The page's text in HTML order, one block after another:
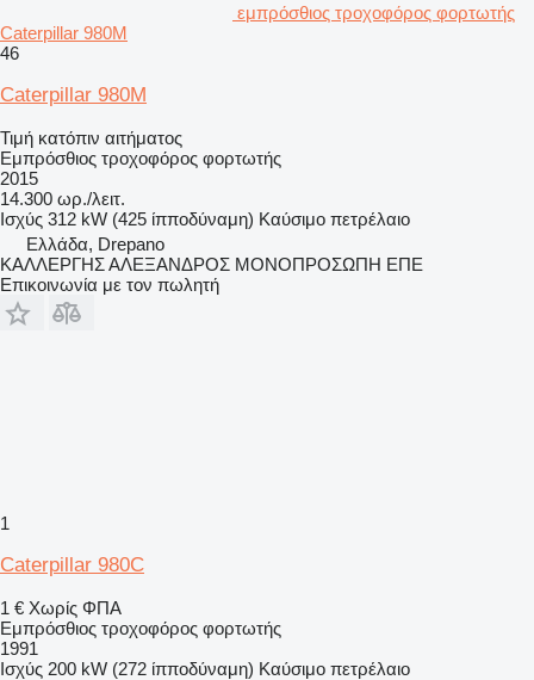
εμπρόσθιος τροχοφόρος φορτωτής
Caterpillar 980M
46
Caterpillar 980M
Τιμή κατόπιν αιτήματος
Εμπρόσθιος τροχοφόρος φορτωτής
2015
14.300 ωρ./λειτ.
Ισχύς 312 kW (425 ίπποδύναμη) Καύσιμο πετρέλαιο
Ελλάδα, Drepano
ΚΑΛΛΕΡΓΗΣ ΑΛΕΞΑΝΔΡΟΣ ΜΟΝΟΠΡΟΣΩΠΗ ΕΠΕ
Επικοινωνία με τον πωλητή
1
Caterpillar 980C
1 € Χωρίς ΦΠΑ
Εμπρόσθιος τροχοφόρος φορτωτής
1991
Ισχύς 200 kW (272 ίπποδύναμη) Καύσιμο πετρέλαιο